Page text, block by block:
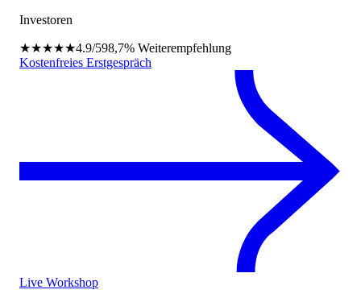
Investoren
★★★★★4.9/598,7% Weiterempfehlung
Kostenfreies Erstgespräch
Live Workshop